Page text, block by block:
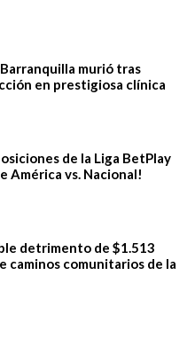
murió tras
en prestigiosa clínica
de la Liga BetPlay
América vs. Nacional!
detrimento de $1.513
caminos comunitarios de la